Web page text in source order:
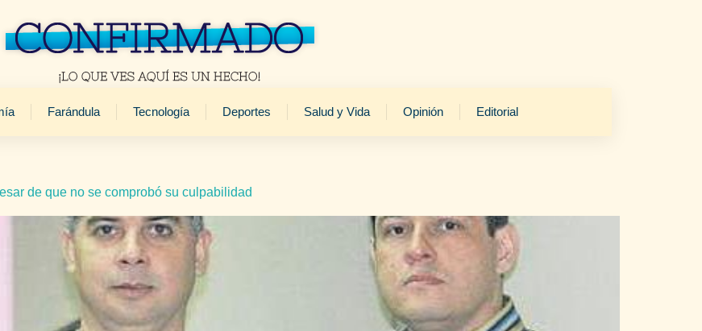
Farándula Tecnología Deportes Salud y Vida Opinión Editorial
de que no se comprobó su culpabilidad